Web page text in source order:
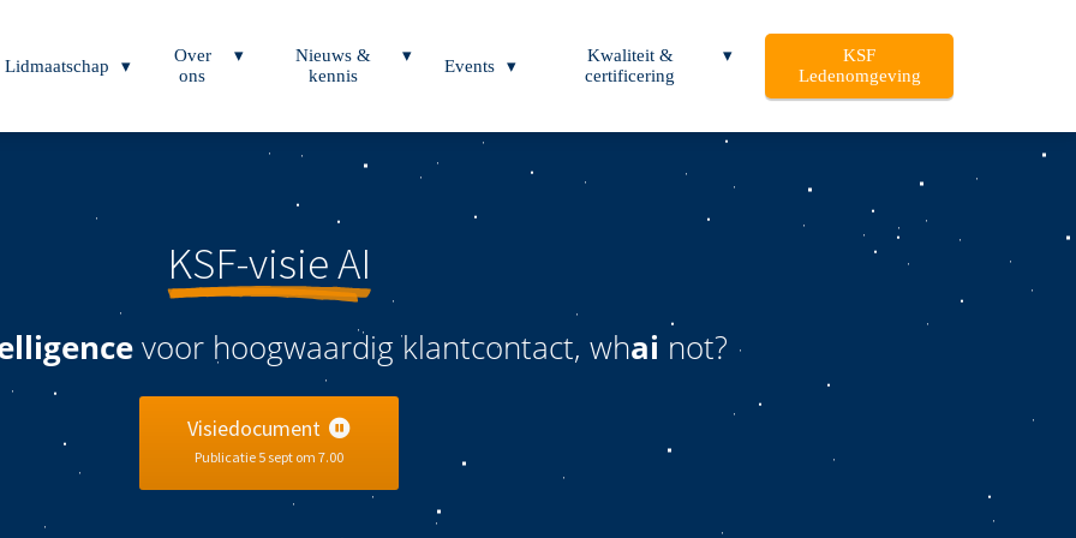
Lidmaatschap
Over
ons
Nieuws &
kennis
Events
Kwaliteit &
certificering
KSF
Ledenomgeving
KSF-visie AI
voor hoogwaardig klantcontact, whai not?
Visiedocument
Publicatie 5 sept om 7.00